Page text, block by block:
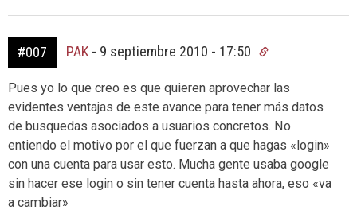
#007 PAK - 9 septiembre 2010 - 17:50
Pues yo lo que creo es que quieren aprovechar las
evidentes ventajas de este avance para tener más datos
de busquedas asociados a usuarios concretos. No
entiendo el motivo por el que fuerzan a que hagas «login»
con una cuenta para usar esto. Mucha gente usaba google
sin hacer ese login o sin tener cuenta hasta ahora, eso «va
a cambiar»